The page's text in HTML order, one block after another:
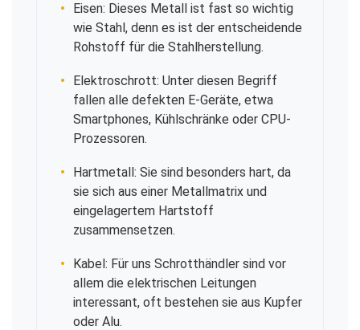
Eisen: Dieses Metall ist fast so wichtig
wie Stahl, denn es ist der entscheidende
Rohstoff für die Stahlherstellung.
Elektroschrott: Unter diesen Begriff
fallen alle defekten E-Geräte, etwa
Smartphones, Kühlschränke oder CPU-
Prozessoren.
Hartmetall: Sie sind besonders hart, da
sie sich aus einer Metallmatrix und
eingelagertem Hartstoff
zusammensetzen.
Kabel: Für uns Schrotthändler sind vor
allem die elektrischen Leitungen
interessant, oft bestehen sie aus Kupfer
oder Alu.